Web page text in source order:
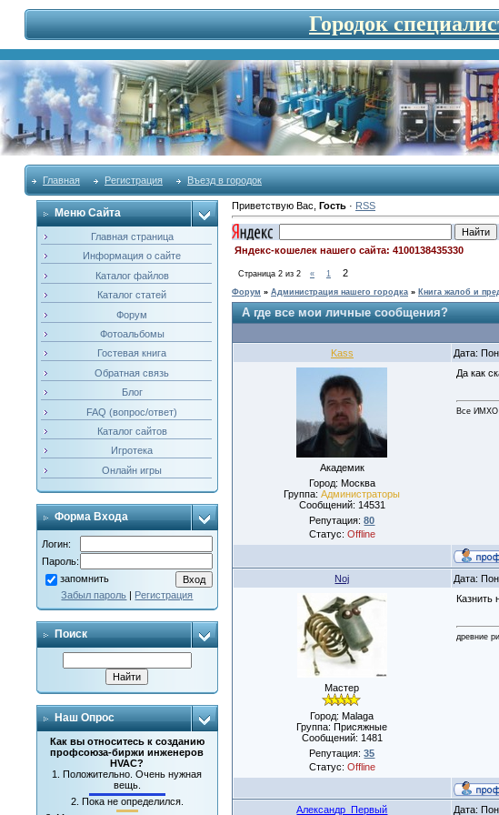
Городок
Главная Регистрация Въезд в городок
Меню Сайта
Главная страница
Информация о сайте
Каталог файлов
Каталог статей
Форум
Фотоальбомы
Гостевая книга
Обратная связь
Блог
FAQ (вопрос/ответ)
Каталог сайтов
Игротека
Онлайн игры
Форма Входа
Логин:
Пароль:
запомнить
Забыл пароль | Регистрация
Поиск
Наш Опрос
Как вы относитесь к созданию
профсоюза-биржи инженеров
HVAC?
1.Положительно. Очень нужная
вещь.
2. Пока не определился.
Приветствую Вас Гость· RSS
Яндекс-кошелек нашего сайта: 4100138435330
Страница 2из 2 « 1 2
Форум » Администрация нашего городка » Книга жалоб и
А где все мои личные сообщения?
Kass Дата:
Академик
Город: Москва
Группа:Администраторы
Сообщений: 14531
Репутация:80
Статус: Offline
Да как
Все ИМХО
Noj Дата:
Мастер
Город: Malaga
Группа: Присяжные
Сообщений: 1481
Репутация:35
Статус: Offline
Казнить
древние
Александр_Первый Дата: